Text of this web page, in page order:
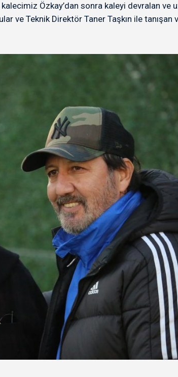
Özkay’dan sonra kaleyi devralan ve
ve Teknik Direktör Taner Taşkın ile